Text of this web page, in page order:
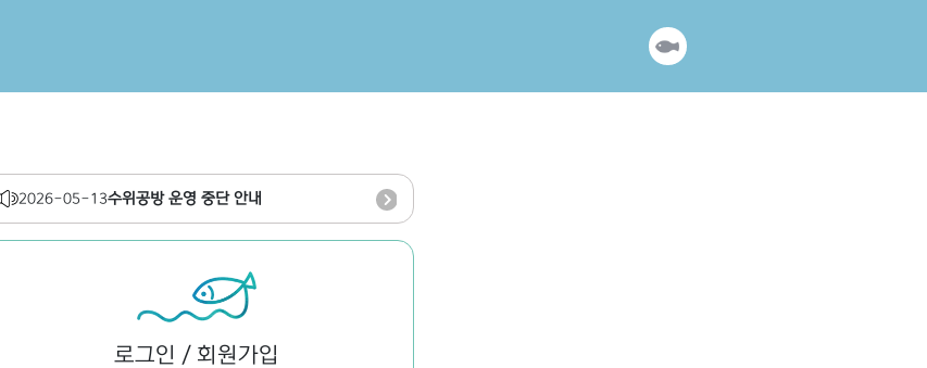
2026-05-13수위공방 운영 중단 안내
로그인 / 회원가입